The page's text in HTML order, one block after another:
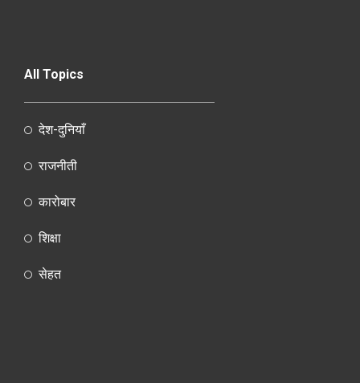
All Topics
देश-दुनियाँ
राजनीती
कारोबार
शिक्षा
सेहत